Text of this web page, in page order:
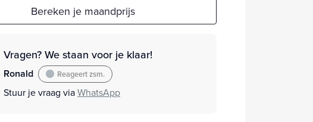
Bereken je maandprijs
Vragen? We staan voor je klaar!
Ronald Reageert zsm.
Stuur je vraag viaWhatsApp